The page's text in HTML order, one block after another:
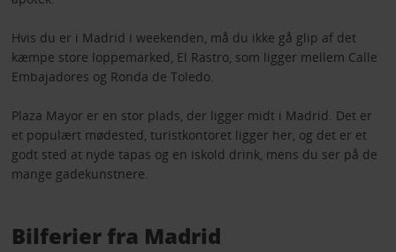
Hvis du er i Madrid i weekenden, må du ikke gå glip af det
kæmpe store loppemarked, El Rastro, som ligger mellem Calle
Embajadores og Ronda de Toledo.
Plaza Mayor er en stor plads, der ligger midt i Madrid. Det er
et populært mødested, turistkontoret ligger her, og det er et
godt sted at nyde tapas og en iskold drink, mens du ser på de
mange gadekunstnere.
Bilferier fra Madrid